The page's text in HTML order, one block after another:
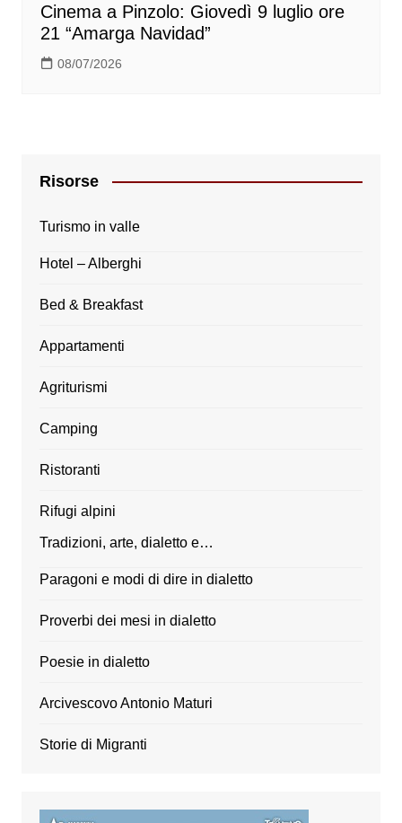
Cinema a Pinzolo: Giovedì 9 luglio ore
21 “Amarga Navidad”
08/07/2026
Risorse
Turismo in valle
Hotel – Alberghi
Bed & Breakfast
Appartamenti
Agriturismi
Camping
Ristoranti
Rifugi alpini
Tradizioni, arte, dialetto e…
Paragoni e modi di dire in dialetto
Proverbi dei mesi in dialetto
Poesie in dialetto
Arcivescovo Antonio Maturi
Storie di Migranti